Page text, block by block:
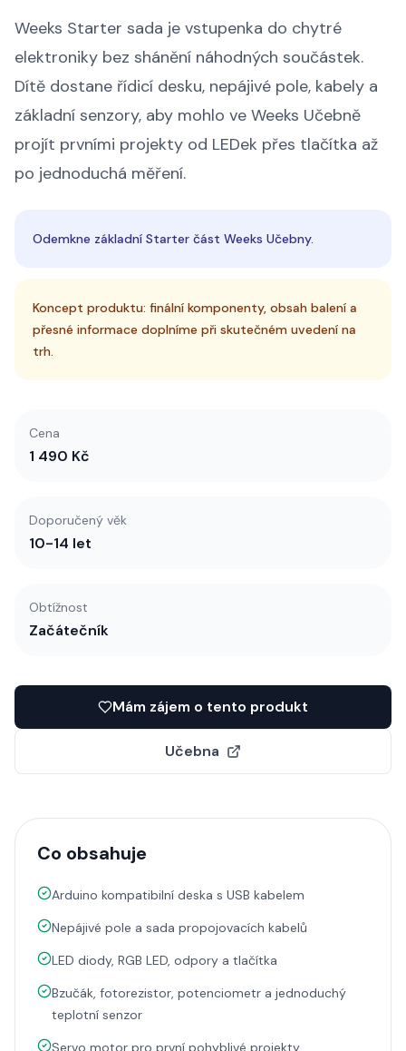
Weeks Starter sada je vstupenka do chytré
elektroniky bez shánění náhodných součástek.
Dítě dostane řídicí desku, nepájivé pole, kabely a
základní senzory, aby mohlo ve Weeks Učebně
projít prvními projekty od LEDek přes tlačítka až
po jednoduchá měření.
Odemkne základní Starter část Weeks Učebny.
Koncept produktu: finální komponenty, obsah balení a
přesné informace doplníme při skutečném uvedení na
trh.
Cena
1 490 Kč
Doporučený věk
10-14 let
Obtížnost
Začátečník
Mám zájem o tento produkt
Učebna
Co obsahuje
Arduino kompatibilní deska s USB kabelem
Nepájivé pole a sada propojovacích kabelů
LED diody, RGB LED, odpory a tlačítka
Bzučák, fotorezistor, potenciometr a jednoduchý
teplotní senzor
Servo motor pro první pohyblivé projekty